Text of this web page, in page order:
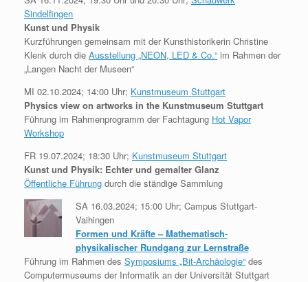
Sindelfingen
Kunst und Physik
Kurzführungen gemeinsam mit der Kunsthistorikerin Christine
Klenk durch die Ausstellung „NEON, LED & Co.“ im Rahmen der
„Langen Nacht der Museen“
MI 02.10.2024; 14:00 Uhr; Kunstmuseum Stuttgart
Physics view on artworks in the Kunstmuseum Stuttgart
Führung im Rahmenprogramm der Fachtagung Hot Vapor
Workshop
FR 19.07.2024; 18:30 Uhr; Kunstmuseum Stuttgart
Kunst und Physik: Echter und gemalter Glanz
Öffentliche Führung durch die ständige Sammlung
SA 16.03.2024; 15:00 Uhr; Campus Stuttgart-
Vaihingen
Formen und Kräfte – Mathematisch-
physikalischer Rundgang zur Lernstraße
Führung im Rahmen des Symposiums „Bit-Archäologie“ des
Computermuseums der Informatik an der Universität Stuttgart